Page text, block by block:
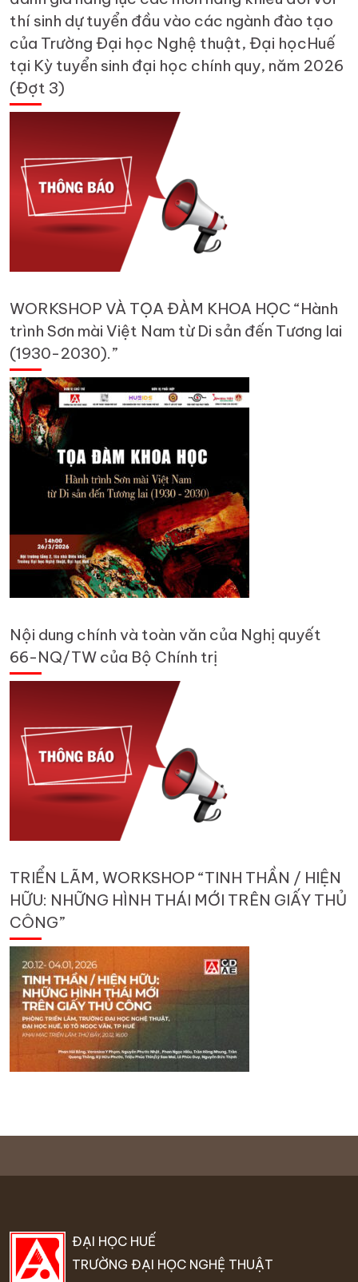
thí sinh dự tuyển đầu vào các ngành đào tạo
của Trường Đại học Nghệ thuật, Đại họcHuế
tại Kỳ tuyển sinh đại học chính quy, năm 2026
(Đợt 3)
WORKSHOP VÀ TỌA ĐÀM KHOA HỌC “Hành
trình Sơn mài Việt Nam từ Di sản đến Tương lai
(1930-2030).”
Nội dung chính và toàn văn của Nghị quyết
66-NQ/TW của Bộ Chính trị
TRIỂN LÃM, WORKSHOP “TINH THẦN / HIỆN
HỮU: NHỮNG HÌNH THÁI MỚI TRÊN GIẤY THỦ
CÔNG”
ĐẠI HỌC HUẾ
TRƯỜNG ĐẠI HỌC NGHỆ THUẬT